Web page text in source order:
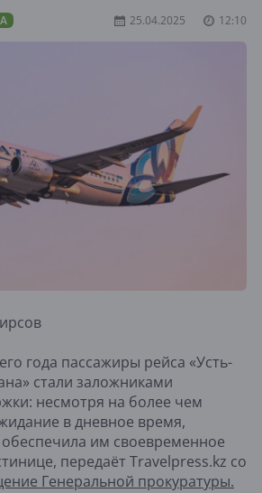
25.04.2025 12:10
года пассажиры рейса «Усть-
стали заложниками
несмотря на более чем
в дневное время,
им своевременное
передаёт Travelpress.kz со
Генеральной прокуратуры.